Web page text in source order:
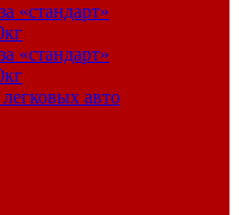
«стандарт»
«стандарт»
авто